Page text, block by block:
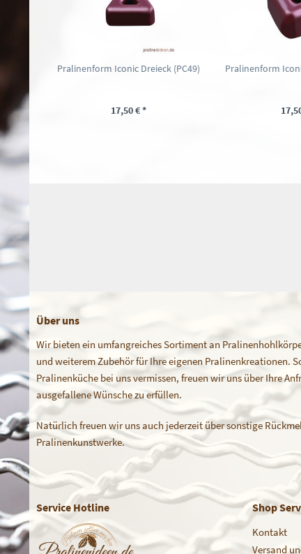
Pralinenform Iconic Dreieck (PC49)
17,50 € *
Pralinenform
Über uns
Wir bieten ein umfangreiches Sortiment an
und weiterem Zubehör für Ihre eigenen Pralinenkreationen.
Pralinenküche bei uns vermissen, freuen wir uns über Ihre
ausgefallene Wünsche zu erfüllen.
Natürlich freuen wir uns auch jederzeit über sonstige
Pralinenkunstwerke.
Service Hotline Shop
Kontakt
Versand